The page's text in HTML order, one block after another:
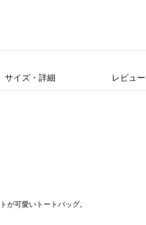
サイズ・詳細 レビュー
が可愛いトートバッグ。